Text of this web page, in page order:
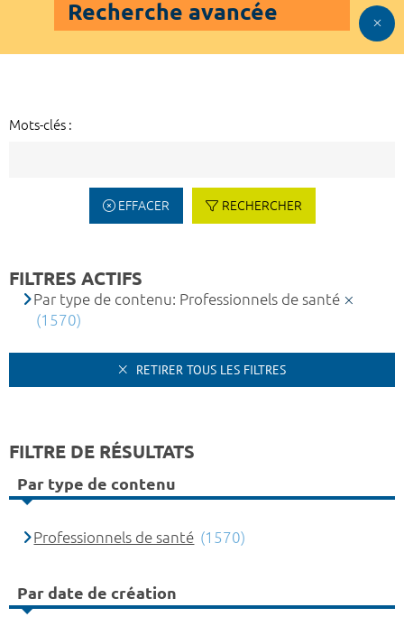
Recherche avancée
Mots-clés :
EFFACER RECHERCHER
FILTRES ACTIFS
Par type de contenu: Professionnels de santé
(1570)
RETIRER TOUS LES FILTRES
FILTRE DE RÉSULTATS
Par type de contenu
Professionnels de santé (1570)
Par date de création